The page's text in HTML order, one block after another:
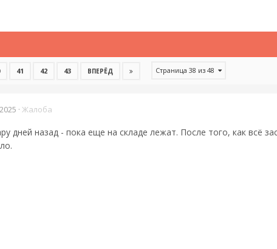
41 42 43 ВПЕРЁД Страница 38 из 48
· Жалоба
дней назад - пока еще на складе лежат. После того, как всё